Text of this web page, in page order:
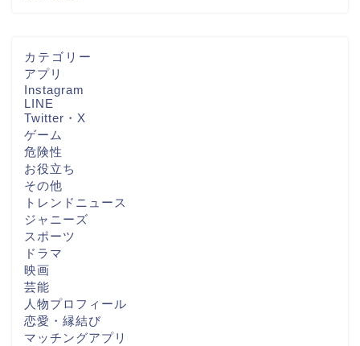
カテゴリー
アプリ
Instagram
LINE
Twitter・X
ゲーム
危険性
お役立ち
その他
トレンドニュース
ジャニーズ
スポーツ
ドラマ
映画
芸能
人物プロフィール
恋愛・縁結び
マッチングアプリ